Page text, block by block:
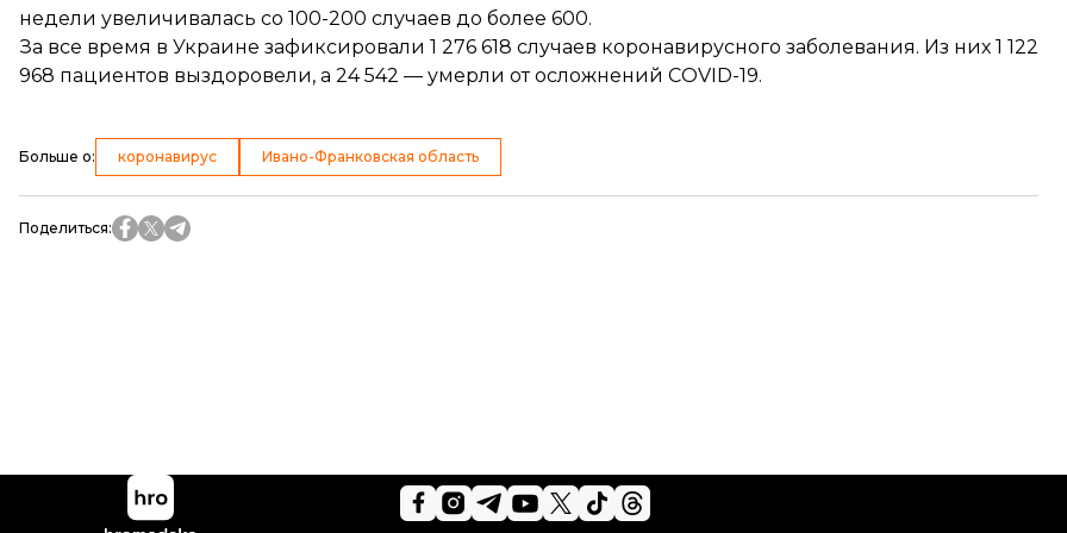
недели увеличивалась со 100-200 случаев до более 600.
За все время в Украине зафиксировали 1 276 618 случаев коронавирусного заболевания. Из них 1 122
968 пациентов выздоровели, а 24 542 — умерли от осложнений COVID-19.
Больше о: коронавирус Ивано-Франковская область
Поделиться: